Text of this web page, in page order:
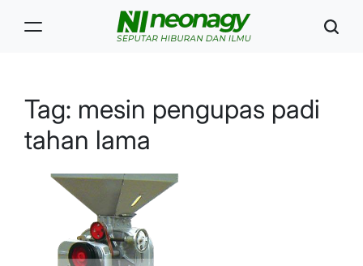
Tag: mesin pengupas padi
tahan lama